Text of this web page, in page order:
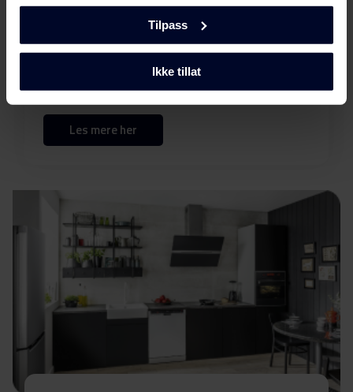
Tilpass
Ikke tillat
Sikkerhetsinformasjon og
advarsler (SV)
Sikkerhetsinformasjon og
advarsler (EN)
Advarsler og
sikkerhetsinformasjon
Last ned
Brukermanual (EN) Last ned
Brukermanual (FI) Last ned
Last ned
VelgGRAM
...fordi vi fokuserer på kvalitet og
funksjonelle husholdningsapparater med
tidløs skandinavisk design for å gjøre dem unike.
Les mere her